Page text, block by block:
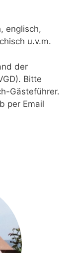
englisch,
u.v.m.
der
Bitte
Gästeführer.
per Email